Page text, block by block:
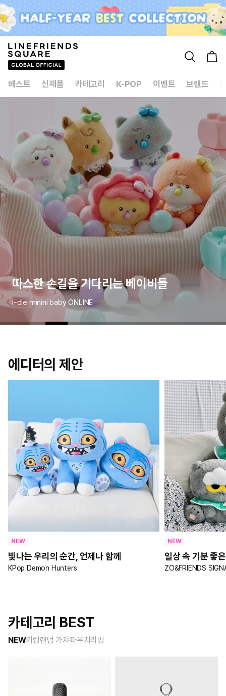
건너뛰기
카
트
베스트 신제품 카테고리 K-POP 이벤트 브랜드
[PRE-ORDER]TEAM TRUZ
예약 판매 한정 포토카드 증정
ZOA의 시그니처 스타일을 온라인으로!
ZO&FRIENDS
SIGNATURE & CROWN EDITION
따스한 손길을 기다리는 베이비들
i-dle minini baby ONLINE
복숭아 나라에서 온 말랑 복숭이들
BT21 PEACH HOLIC
실바니안 40주년! 숲 속 기념 파티
Sylvanian Families
이게 바로 부산의 멋 아임니까!
BT21 BUSAN
나의 작고 귀여운 친구
Monchhichi
일상으로 스며드는 은은한 멋
BT21 K-HANGARI
특별한 세계에서 만나는 조아 임금님
ZO&FRIENDS K-EDITION
매일 함께하는 즐거움!
BT21 BASIC EDITION
에디터의 제안
NEW
빛나는 우리의 순간, 언제나 함께
KPop Demon Hunters
NEW
일상 속 기분 좋
ZO&FRIENDS
카테고리 BEST
NEW키링랜덤 가챠파우치 리빙